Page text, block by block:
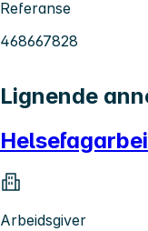
Referanse
468667828
Lignende
Arbeidsgiver